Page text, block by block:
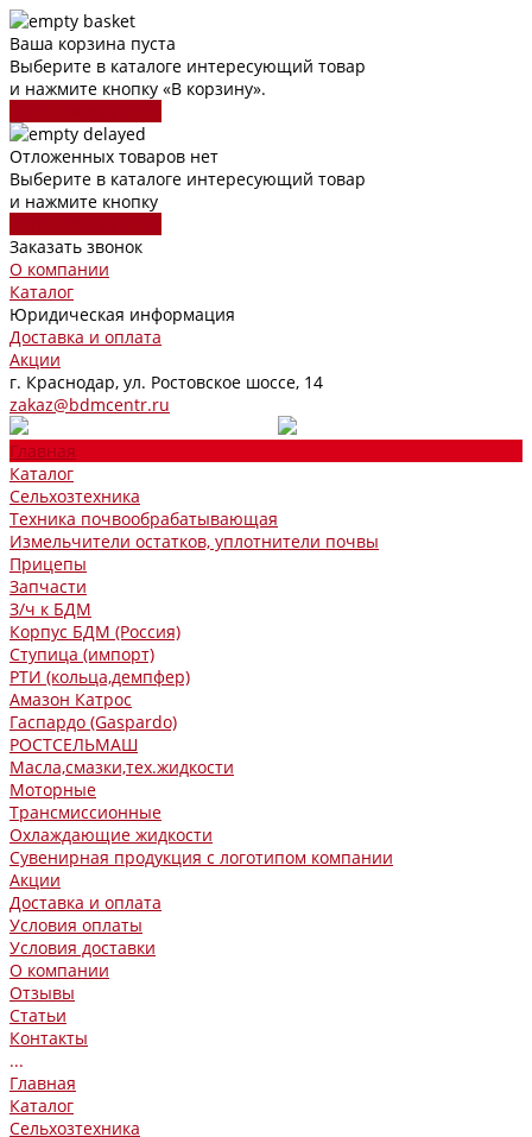
Ваша корзина пуста
Выберите в каталоге интересующий товар
и нажмите кнопку «В корзину».
Отложенных товаров нет
Выберите в каталоге интересующий товар
и нажмите кнопку
Заказать звонок
О компании
Каталог
Юридическая информация
Доставка и оплата
Акции
г. Краснодар, ул. Ростовское шоссе, 14
zakaz@bdmcentr.ru
Главная
Каталог
Сельхозтехника
Техника почвообрабатывающая
Измельчители остатков, уплотнители почвы
Прицепы
Запчасти
З/ч к БДМ
Корпус БДМ (Россия)
Ступица (импорт)
РТИ (кольца,демпфер)
Амазон Катрос
Гаспардо (Gaspardo)
РОСТСЕЛЬМАШ
Масла,смазки,тех.жидкости
Моторные
Трансмиссионные
Охлаждающие жидкости
Сувенирная продукция с логотипом компании
Акции
Доставка и оплата
Условия оплаты
Условия доставки
О компании
Отзывы
Статьи
Контакты
...
Главная
Каталог
Сельхозтехника